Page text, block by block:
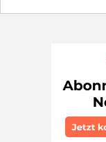
gemeinsames
wünschenswert.